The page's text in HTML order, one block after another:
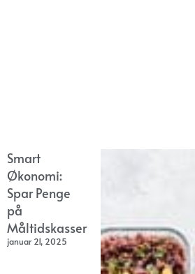
Smart
Økonomi:
Spar Penge
på
Måltidskasser
januar 21, 2025